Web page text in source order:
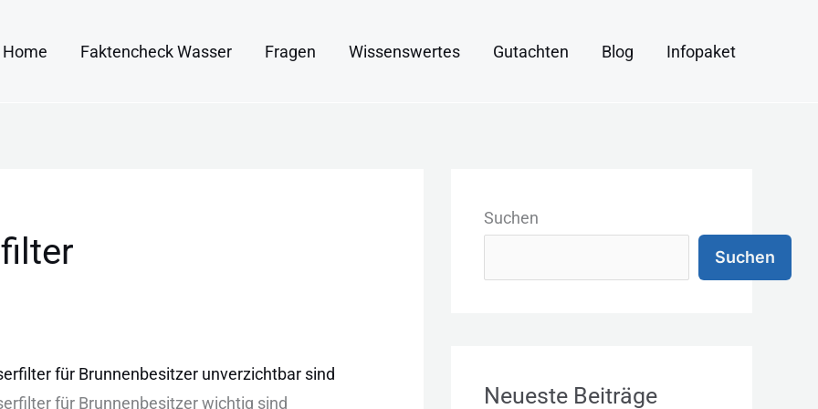
Home Faktencheck Wasser Fragen Wissenswertes Gutachten Blog Infopaket
für Brunnenbesitzer unverzichtbar sind
f‬ür Brunnenbesitzer wichtig sind
Suchen
Suchen
Neueste Beiträge
a
e